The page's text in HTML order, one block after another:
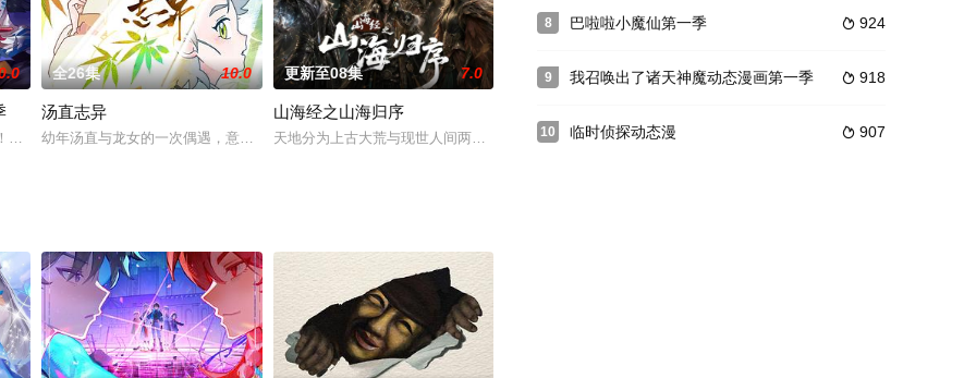
科幻电视剧《巨 神战击队2》在松兰山取景拍摄。
摇身一变成为日理万机的阴阳寮会长，手下统领无数阴阳师制霸京都，呃……并不是，以上都是各位的错觉
全26集 10.0
汤直志异
幼年汤直与龙女的一次偶遇，意外开启了他的“天眼”——从此，他能看见往来人间的神仙与精怪。这双独一无二的眼睛，将他引入了一个
更新至08集 7.0
山海经之山海归序
天地分为上古大荒与现世人间两界，由太极壁垒相隔，域外虚无异境滋生侵蚀神魂、扰乱秩序的暗紫色暗力；
8  924
巴啦啦小魔仙第一季
9  918
我召唤出了诸天神魔动态漫画第一季
10  907
临时侦探动态漫